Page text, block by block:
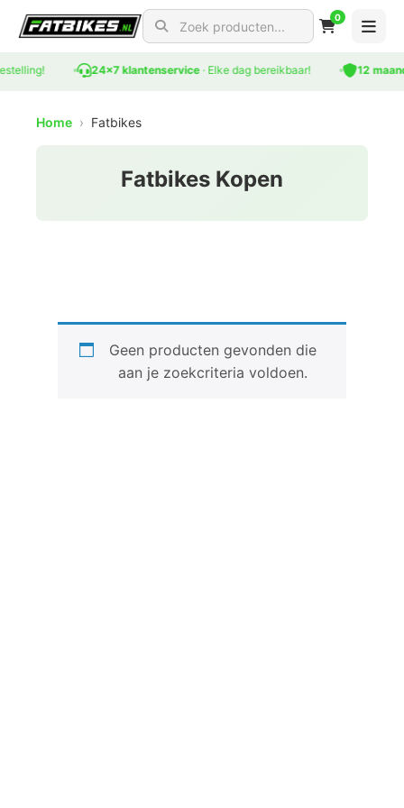
Search for products
0
24x7 klantenservice· Elke dag bereikbaar! 12
Home › Fatbikes
Fatbikes Kopen
Geen producten gevonden die
aan je zoekcriteria voldoen.